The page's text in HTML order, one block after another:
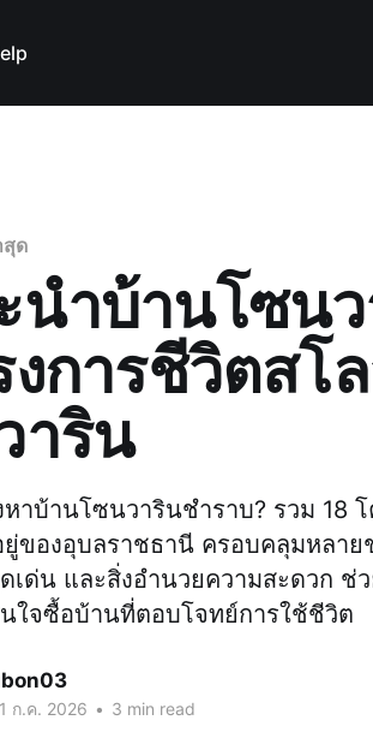
ด
นำบ้านโซน
งการชีวิตสโ
าริน
หาบ้านโซนวารินชำราบ? รวม 18
ยู่ของอุบลราชธานี ครอบคลุมหลา
เด่น และสิ่งอำนวยความสะดวก ช่
ใจซื้อบ้านที่ตอบโจทย์การใช้ชีวิต
ก.ค. 2026 • 3 min read